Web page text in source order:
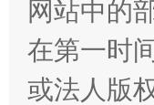
网站中的
在第一时
或法人版